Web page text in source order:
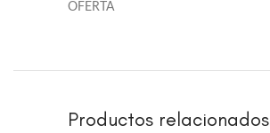
OFERTA
Productos relacionados